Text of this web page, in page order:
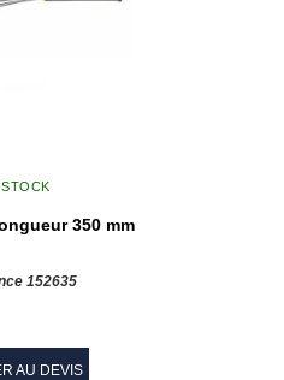
350 mm
152635
AU DEVIS